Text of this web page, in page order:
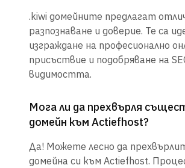
.kiwi домейните предлагат
разпознаване и доверие. Те са
изграждане на професионално
присъствие и подобряване на
видимостта.
Мога ли да прехвърля
домейн към Actiefhost?
Да! Можете лесно да
домейна си към Actiefhost.